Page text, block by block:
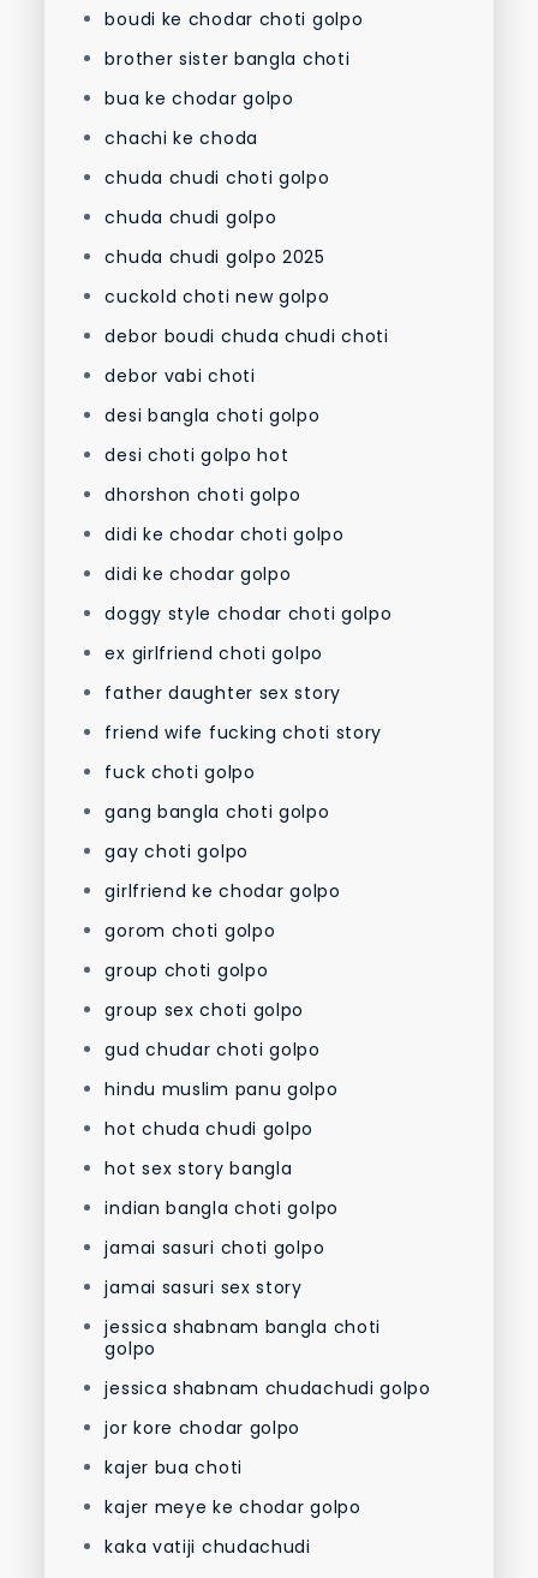
boudi ke chodar choti golpo
brother sister bangla choti
bua ke chodar golpo
chachi ke choda
chuda chudi choti golpo
chuda chudi golpo
chuda chudi golpo 2025
cuckold choti new golpo
debor boudi chuda chudi choti
debor vabi choti
desi bangla choti golpo
desi choti golpo hot
dhorshon choti golpo
didi ke chodar choti golpo
didi ke chodar golpo
doggy style chodar choti golpo
ex girlfriend choti golpo
father daughter sex story
friend wife fucking choti story
fuck choti golpo
gang bangla choti golpo
gay choti golpo
girlfriend ke chodar golpo
gorom choti golpo
group choti golpo
group sex choti golpo
gud chudar choti golpo
hindu muslim panu golpo
hot chuda chudi golpo
hot sex story bangla
indian bangla choti golpo
jamai sasuri choti golpo
jamai sasuri sex story
jessica shabnam bangla choti
golpo
jessica shabnam chudachudi golpo
jor kore chodar golpo
kajer bua choti
kajer meye ke chodar golpo
kaka vatiji chudachudi